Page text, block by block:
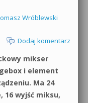
Wróblewski
Dodaj komentarz
mikser
i element
Ma 24
16 wyjść miksu,